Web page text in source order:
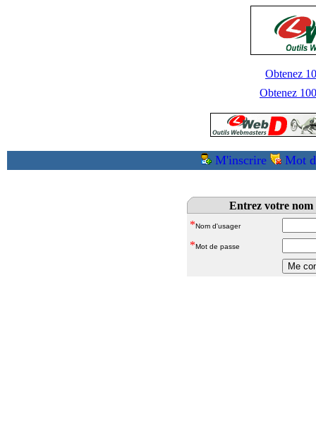
Obtenez
Obtenez
M'inscrire Mot
Entrez votre nom
*Nom d'usager
*Mot de passe